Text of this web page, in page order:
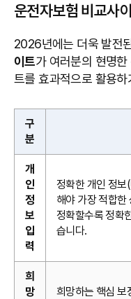
운전자보험 비교사
2026년에는 더욱 발전
이트가 여러분의 현명
트를 효과적으로 활용
구
분
개
인
정
보
입
력
정확한 개인 정보
해야 가장 적합한
정확할수록 정확
습니다.
희
망
희망하는 핵심 보